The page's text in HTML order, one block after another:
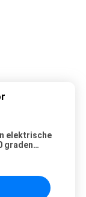
elektrische
graden